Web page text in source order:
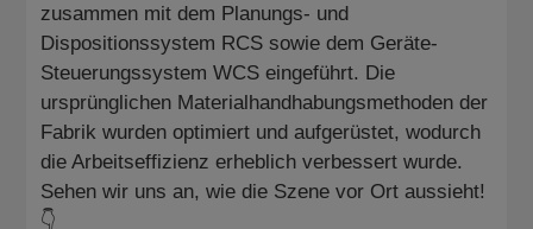
zusammen mit dem Planungs- und
Dispositionssystem RCS sowie dem Geräte-
Steuerungssystem WCS eingeführt. Die
ursprünglichen Materialhandhabungsmethoden der
Fabrik wurden optimiert und aufgerüstet, wodurch
die Arbeitseffizienz erheblich verbessert wurde.
Sehen wir uns an, wie die Szene vor Ort aussieht!
👇